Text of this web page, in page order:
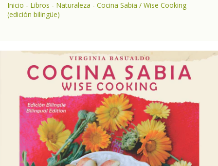
Inicio - Libros - Naturaleza - Cocina Sabia / Wise Cooking
(edición bilingüe)